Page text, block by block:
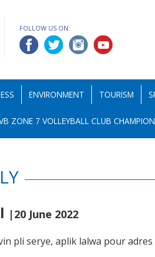
FOLLOW US ON:
ENVIRONMENT TOURISM
ZONE 7 VOLLEYBALL CLUB
|20 June 2022
pli serye, aplik lalwa pour